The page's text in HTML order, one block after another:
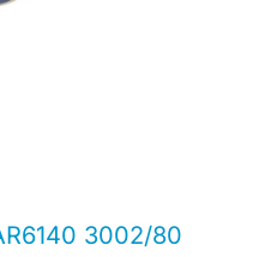
3002/80